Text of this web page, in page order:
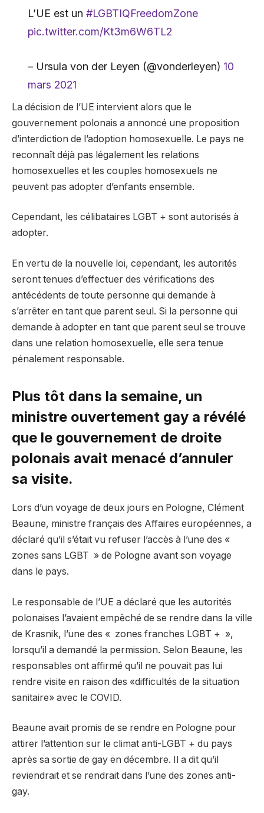
L’UE est un #LGBTIQFreedomZone
pic.twitter.com/Kt3m6W6TL2
– Ursula von der Leyen (@vonderleyen) 10
mars 2021
La décision de l’UE intervient alors que le
gouvernement polonais a annoncé une proposition
d’interdiction de l’adoption homosexuelle. Le pays ne
reconnaît déjà pas légalement les relations
homosexuelles et les couples homosexuels ne
peuvent pas adopter d’enfants ensemble.
Cependant, les célibataires LGBT + sont autorisés à
adopter.
En vertu de la nouvelle loi, cependant, les autorités
seront tenues d’effectuer des vérifications des
antécédents de toute personne qui demande à
s’arrêter en tant que parent seul. Si la personne qui
demande à adopter en tant que parent seul se trouve
dans une relation homosexuelle, elle sera tenue
pénalement responsable.
Plus tôt dans la semaine, un
ministre ouvertement gay a révélé
que le gouvernement de droite
polonais avait menacé d’annuler
sa visite.
Lors d’un voyage de deux jours en Pologne, Clément
Beaune, ministre français des Affaires européennes, a
déclaré qu’il s’était vu refuser l’accès à l’une des «
zones sans LGBT » de Pologne avant son voyage
dans le pays.
Le responsable de l’UE a déclaré que les autorités
polonaises l’avaient empêché de se rendre dans la ville
de Krasnik, l’une des « zones franches LGBT + »,
lorsqu’il a demandé la permission. Selon Beaune, les
responsables ont affirmé qu’il ne pouvait pas lui
rendre visite en raison des «difficultés de la situation
sanitaire» avec le COVID.
Beaune avait promis de se rendre en Pologne pour
attirer l’attention sur le climat anti-LGBT + du pays
après sa sortie de gay en décembre. Il a dit qu’il
reviendrait et se rendrait dans l’une des zones anti-
gay.